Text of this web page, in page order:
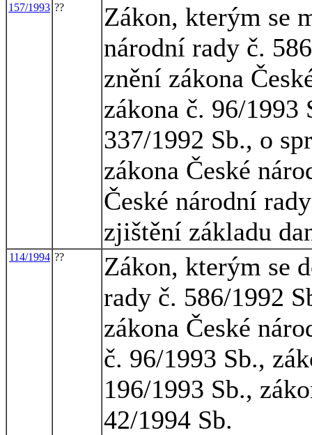
157/1993 ??
Zákon, kterým se
národní rady č.
znění zákona
zákona č. 96/1993
337/1992 Sb., o
zákona České
České národní
zjištění základu
114/1994 ??
Zákon, kterým se
rady č. 586/1992
zákona České
č. 96/1993 Sb.,
196/1993 Sb.,
42/1994 Sb.